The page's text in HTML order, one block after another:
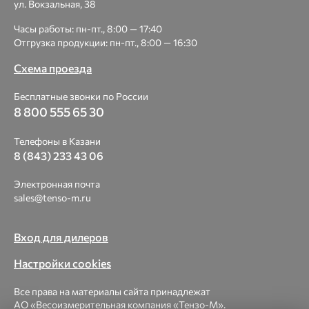
ул. Вокзальная, 38
Часы работы: пн-пт., 8:00 — 17:40
Отгрузка продукции: пн-пт., 8:00 — 16:30
Схема проезда
Бесплатные звонки по России
8 800 555 65 30
Телефоны в Казани
8 (843) 233 43 06
Электронная почта
sales@tenso-m.ru
Вход для дилеров
Настройки cookies
Все права на материалы сайта принадлежат
АО «Весоизмерительная компания «Тензо-М».